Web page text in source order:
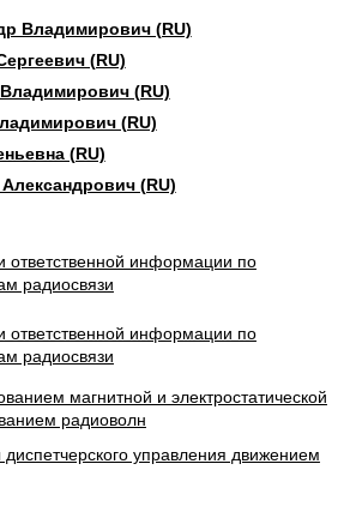
Владимирович (RU)
(RU)
(RU)
(RU)
(RU)
(RU)
магнитной и электростатической
радиоволн
управления движением